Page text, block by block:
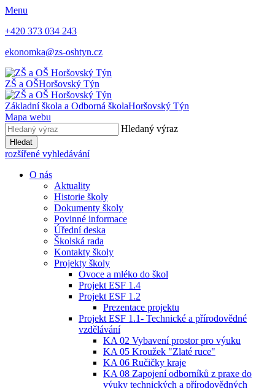
Menu
+420 373 034 243
ekonomka@zs-oshtyn.cz
ZŠ a OŠHoršovský Týn
Základní škola a Odborná školaHoršovský Týn
Mapa webu
Hledaný výraz
Hledat
rozšířené vyhledávání
O nás
Aktuality
Historie školy
Dokumenty školy
Povinné informace
Úřední deska
Školská rada
Kontakty školy
Projekty školy
Ovoce a mléko do škol
Projekt ESF 1.4
Projekt ESF 1.2
Prezentace projektu
Projekt ESF 1.1- Technické a přírodovědné
vzdělávání
KA 02 Vybavení prostor pro výuku
KA 05 Kroužek "Zlaté ruce"
KA 06 Ručičky kraje
KA 08 Zapojení odborníků z praxe do
výuky technických a přírodovědných